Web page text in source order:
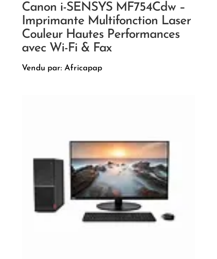
Canon i-SENSYS MF754Cdw –
Imprimante Multifonction Laser
Couleur Hautes Performances
avec Wi-Fi & Fax
Vendu par: Africapap